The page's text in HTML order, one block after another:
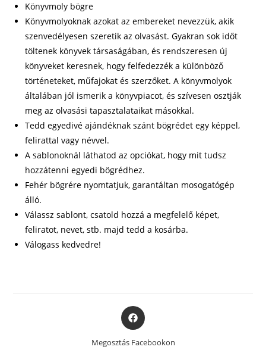
Könyvmoly bögre
Könyvmolyoknak azokat az embereket nevezzük, akik
szenvedélyesen szeretik az olvasást. Gyakran sok időt
töltenek könyvek társaságában, és rendszeresen új
könyveket keresnek, hogy felfedezzék a különböző
történeteket, műfajokat és szerzőket. A könyvmolyok
általában jól ismerik a könyvpiacot, és szívesen osztják
meg az olvasási tapasztalataikat másokkal.
Tedd egyedivé ajándéknak szánt bögrédet egy képpel,
felirattal vagy névvel.
A sablonoknál láthatod az opciókat, hogy mit tudsz
hozzátenni egyedi bögrédhez.
Fehér bögrére nyomtatjuk, garantáltan mosogatógép
álló.
Válassz sablont, csatold hozzá a megfelelő képet,
feliratot, nevet, stb. majd tedd a kosárba.
Válogass kedvedre!
Opens
in
a
new
Megosztás Facebookon